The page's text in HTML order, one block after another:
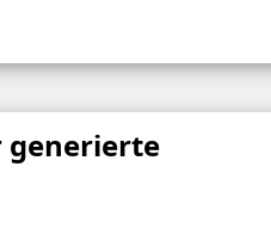
generierte